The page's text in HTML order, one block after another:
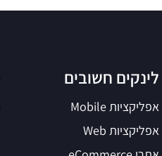
לינקים חשובים
אפליקציות Mobile
אפליקציות Web